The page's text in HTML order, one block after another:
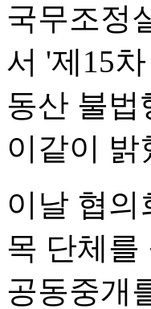
국무조정
서 '제15
동산 불법
이같이 밝
이날 협
목 단체를
공동중개